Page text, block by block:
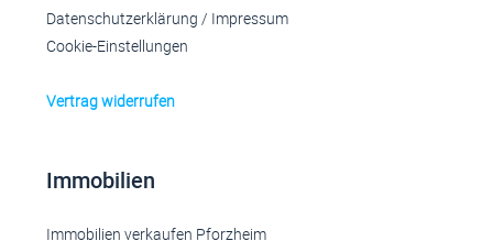
Datenschutzerklärung / Impressum
Cookie-Einstellungen
Vertrag widerrufen
Immobilien
Immobilien verkaufen Pforzheim